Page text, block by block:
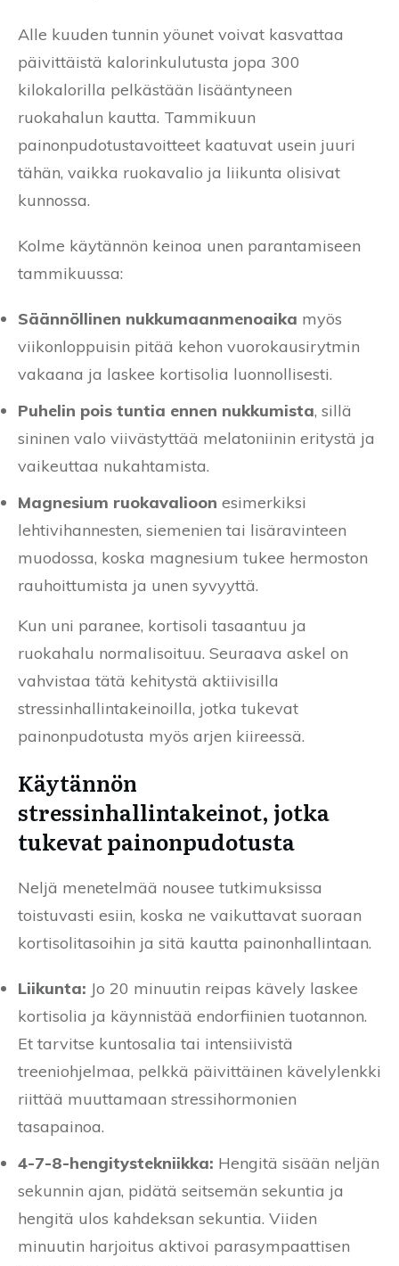
Alle kuuden tunnin yöunet voivat kasvattaa
päivittäistä kalorinkulutusta jopa 300
kilokalorilla pelkästään lisääntyneen
ruokahalun kautta. Tammikuun
painonpudotustavoitteet kaatuvat usein juuri
tähän, vaikka ruokavalio ja liikunta olisivat
kunnossa.
Kolme käytännön keinoa unen parantamiseen
tammikuussa:
Säännöllinen nukkumaanmenoaika myös
viikonloppuisin pitää kehon vuorokausirytmin
vakaana ja laskee kortisolia luonnollisesti.
Puhelin pois tuntia ennen nukkumista, sillä
sininen valo viivästyttää melatoniinin eritystä ja
vaikeuttaa nukahtamista.
Magnesium ruokavalioon esimerkiksi
lehtivihannesten, siemenien tai lisäravinteen
muodossa, koska magnesium tukee hermoston
rauhoittumista ja unen syvyyttä.
Kun uni paranee, kortisoli tasaantuu ja
ruokahalu normalisoituu. Seuraava askel on
vahvistaa tätä kehitystä aktiivisilla
stressinhallintakeinoilla, jotka tukevat
painonpudotusta myös arjen kiireessä.
Käytännön
stressinhallintakeinot, jotka
tukevat painonpudotusta
Neljä menetelmää nousee tutkimuksissa
toistuvasti esiin, koska ne vaikuttavat suoraan
kortisolitasoihin ja sitä kautta painonhallintaan.
Liikunta: Jo 20 minuutin reipas kävely laskee
kortisolia ja käynnistää endorfiinien tuotannon.
Et tarvitse kuntosalia tai intensiivistä
treeniohjelmaa, pelkkä päivittäinen kävelylenkki
riittää muuttamaan stressihormonien
tasapainoa.
4-7-8-hengitystekniikka: Hengitä sisään neljän
sekunnin ajan, pidätä seitsemän sekuntia ja
hengitä ulos kahdeksan sekuntia. Viiden
minuutin harjoitus aktivoi parasympaattisen